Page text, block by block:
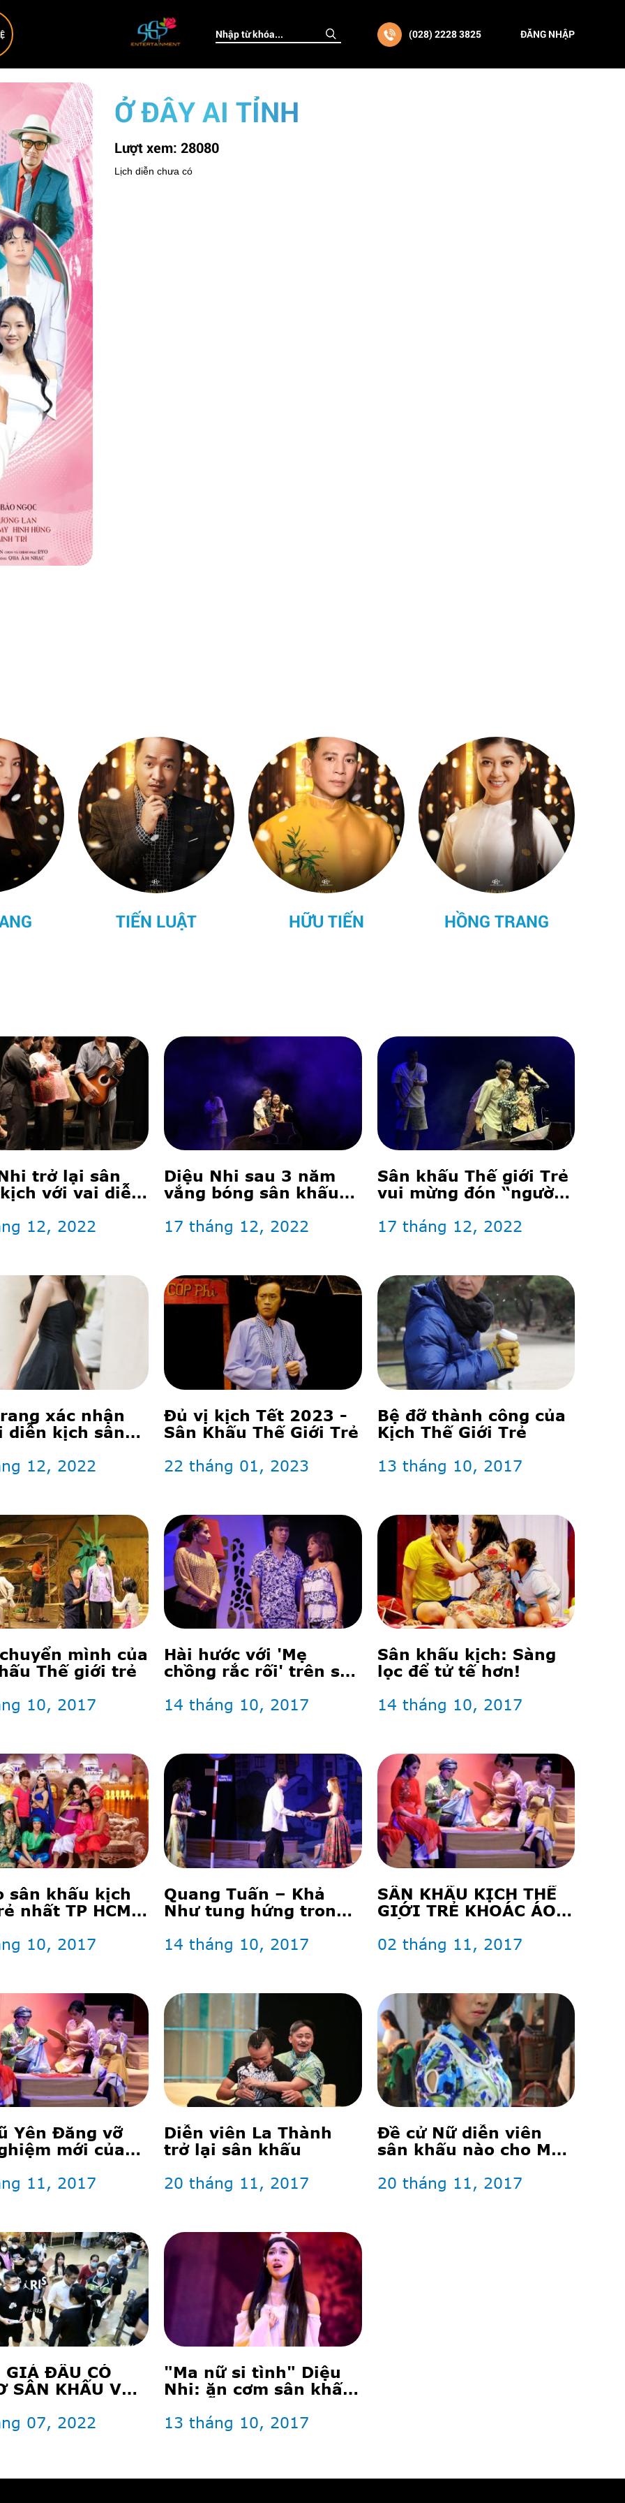
(028) 2228 3825 ĐĂNG NHẬP
Ở ĐÂY AI TỈNH
Lượt xem: 28080
Lịch diễn chưa có
HỮU TIẾN HỒNG TRANG
QUÁCH NGỌC
TUYÊN
trở lại sân
với vai diễn
12, 2022
Diệu Nhi sau 3 năm
vắng bóng sân khấu
17 tháng 12, 2022
Sân khấu Thế giới Trẻ
vui mừng đón “người
17 tháng 12, 2022
xác nhận
diễn kịch sân
12, 2022
Đủ vị kịch Tết 2023 -
Sân Khấu Thế Giới Trẻ
22 tháng 01, 2023
Bệ đỡ thành công của
Kịch Thế Giới Trẻ
13 tháng 10, 2017
mình của
Thế giới trẻ
10, 2017
Hài hước với 'Mẹ
chồng rắc rối' trên sân
14 tháng 10, 2017
Sân khấu kịch: Sàng
lọc để tử tế hơn!
14 tháng 10, 2017
sân khấu kịch
nhất TP HCM
10, 2017
Quang Tuấn – Khả
Như tung hứng trong
14 tháng 10, 2017
SÂN KHẤU KỊCH THẾ
GIỚI TRẺ KHOÁC ÁO
02 tháng 11, 2017
Yên Đăng vỡ
mới của
11, 2017
Diễn viên La Thành
trở lại sân khấu
20 tháng 11, 2017
Đề cử Nữ diễn viên
sân khấu nào cho Mai
20 tháng 11, 2017
GIẢ ĐÂU CÓ
SÂN KHẤU VÀ
07, 2022
"Ma nữ si tình" Diệu
Nhi: ăn cơm sân khấu
13 tháng 10, 2017